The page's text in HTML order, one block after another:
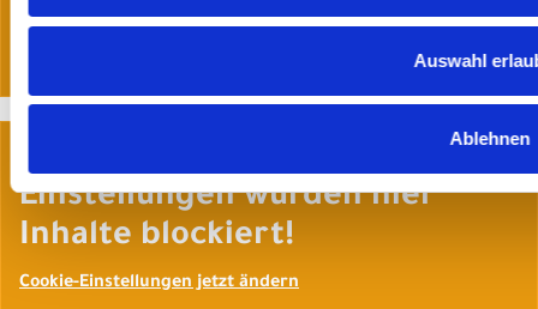
Auswahl
Ablehnen
Inhalte blockiert!
Einstellungen wurden hier
Inhalte blockiert!
Cookie-Einstellungen jetzt ändern